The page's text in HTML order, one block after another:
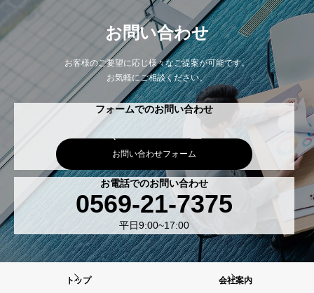
お問い合わせ
お客様のご要望に応じ様々なご提案が可能です。
お気軽にご相談ください。
フォームでのお問い合わせ
お問い合わせフォーム
お電話でのお問い合わせ
0569-21-7375
平日9:00~17:00
トップ 会社案内